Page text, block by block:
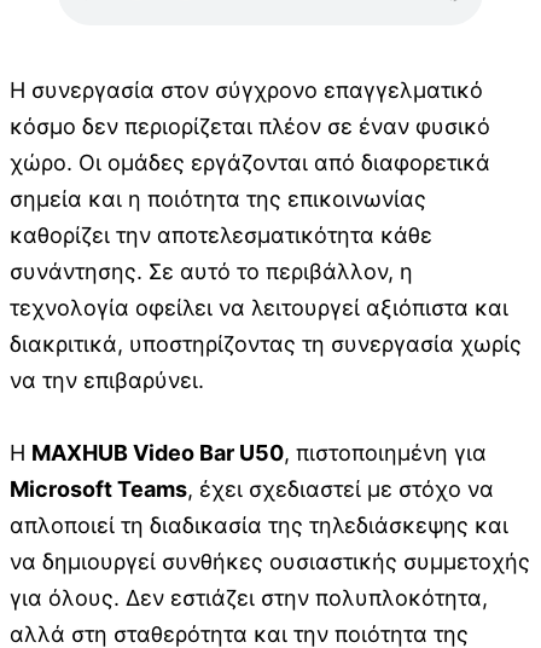
Η συνεργασία στον σύγχρονο επαγγελματικό
κόσμο δεν περιορίζεται πλέον σε έναν φυσικό
χώρο. Οι ομάδες εργάζονται από διαφορετικά
σημεία και η ποιότητα της επικοινωνίας
καθορίζει την αποτελεσματικότητα κάθε
συνάντησης. Σε αυτό το περιβάλλον, η
τεχνολογία οφείλει να λειτουργεί αξιόπιστα και
διακριτικά, υποστηρίζοντας τη συνεργασία χωρίς
να την επιβαρύνει.
Η MAXHUB Video Bar U50, πιστοποιημένη για
Microsoft Teams, έχει σχεδιαστεί με στόχο να
απλοποιεί τη διαδικασία της τηλεδιάσκεψης και
να δημιουργεί συνθήκες ουσιαστικής συμμετοχής
για όλους. Δεν εστιάζει στην πολυπλοκότητα,
αλλά στη σταθερότητα και την ποιότητα της